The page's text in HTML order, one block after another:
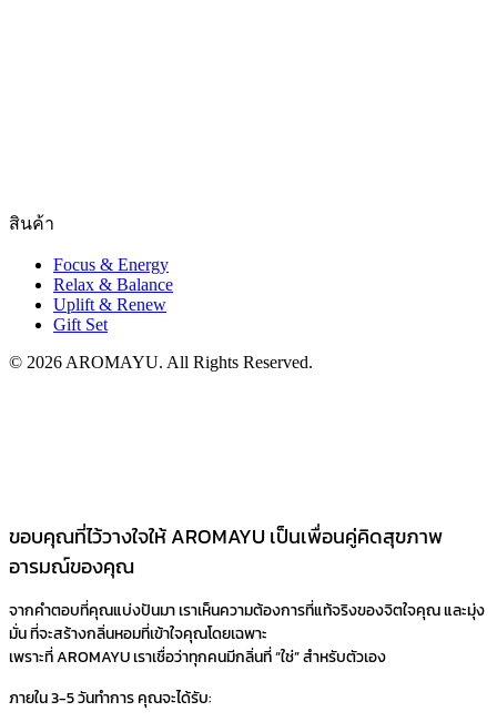
สินค้า
Focus & Energy
Relax & Balance
Uplift & Renew
Gift Set
© 2026 AROMAYU. All Rights Reserved.
ขอบคุณที่ไว้วางใจให้ AROMAYU เป็นเพื่อนคู่คิดสุขภาพ
อารมณ์ของคุณ​
จากคำตอบที่คุณแบ่งปันมา เราเห็นความต้องการที่แท้จริงของจิตใจคุณ และมุ่ง
มั่น ที่จะสร้างกลิ่นหอมที่เข้าใจคุณโดยเฉพาะ
เพราะที่ AROMAYU เราเชื่อว่าทุกคนมีกลิ่นที่ “ใช่” สำหรับตัวเอง
ภายใน 3-5 วันทำการ คุณจะได้รับ: